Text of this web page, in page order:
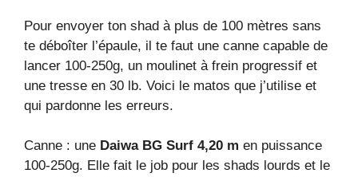
Pour envoyer ton shad à plus de 100 mètres sans
te déboîter l’épaule, il te faut une canne capable de
lancer 100-250g, un moulinet à frein progressif et
une tresse en 30 lb. Voici le matos que j’utilise et
qui pardonne les erreurs.
Canne : une Daiwa BG Surf 4,20 m en puissance
100-250g. Elle fait le job pour les shads lourds et le